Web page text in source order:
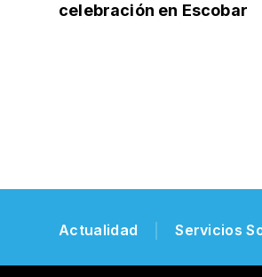
celebración en Escobar
Actualidad Servicios